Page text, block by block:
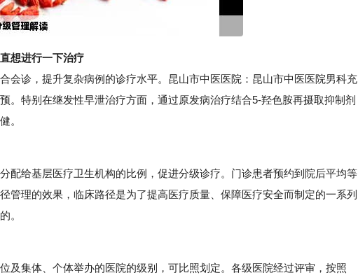
想进行一下治疗
诊，提升复杂病例的诊疗水平。昆山市中医医院：昆山市中医医院男科充
。特别在继发性早泄治疗方面，通过原发病治疗结合5-羟色胺再摄取抑制剂
。
给基层医疗卫生机构的比例，促进分级诊疗。门诊患者预约到院后平均等
管理的效果，临床路径是为了提高医疗质量、保障医疗安全而制定的一系列
。
集体、个体举办的医院的级别，可比照划定。各级医院经过评审，按照